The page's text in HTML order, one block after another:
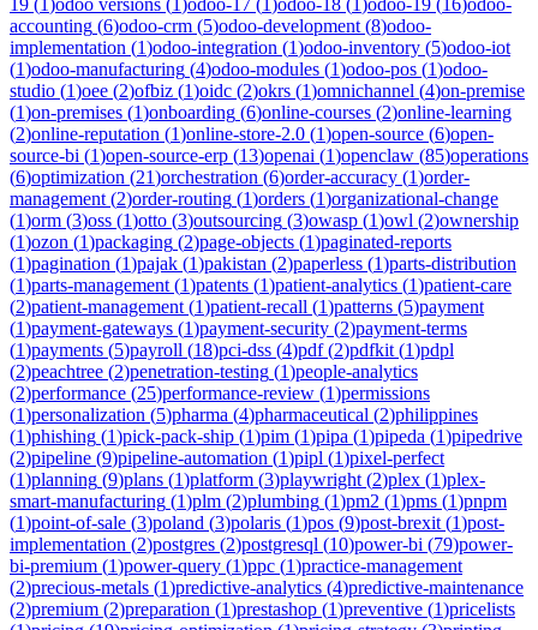
accounting (6)odoo-crm (5)odoo-development (8)odoo-
implementation (1)odoo-integration (1)odoo-inventory (5)odoo-iot
(1)odoo-manufacturing (4)odoo-modules (1)odoo-pos (1)odoo-
studio (1)oee (2)ofbiz (1)oidc (2)okrs (1)omnichannel (4)on-premise
(1)on-premises (1)onboarding (6)online-courses (2)online-learning
(2)online-reputation (1)online-store-2.0 (1)open-source (6)open-
source-bi (1)open-source-erp (13)openai (1)openclaw (85)operations
(6)optimization (21)orchestration (6)order-accuracy (1)order-
management (2)order-routing (1)orders (1)organizational-change
(1)orm (3)oss (1)otto (3)outsourcing (3)owasp (1)owl (2)ownership
(1)ozon (1)packaging (2)page-objects (1)paginated-reports
(1)pagination (1)pajak (1)pakistan (2)paperless (1)parts-distribution
(1)parts-management (1)patents (1)patient-analytics (1)patient-care
(2)patient-management (1)patient-recall (1)patterns (5)payment
(1)payment-gateways (1)payment-security (2)payment-terms
(1)payments (5)payroll (18)pci-dss (4)pdf(2)pdfkit (1)pdpl
(2)peachtree (2)penetration-testing (1)people-analytics
(2)performance (25)performance-review (1)permissions
(1)personalization (5)pharma (4)pharmaceutical (2)philippines
(1)phishing (1)pick-pack-ship (1)pim (1)pipa (1)pipeda (1)pipedrive
(2)pipeline (9)pipeline-automation (1)pipl (1)pixel-perfect
(1)planning (9)plans (1)platform (3)playwright (2)plex (1)plex-
smart-manufacturing (1)plm (2)plumbing (1)pm2 (1)pms (1)pnpm
(1)point-of-sale (3)poland (3)polaris (1)pos (9)post-brexit (1)post-
implementation (2)postgres (2)postgresql (10)power-bi (79)power-
bi-premium (1)power-query (1)ppc (1)practice-management
(2)precious-metals (1)predictive-analytics (4)predictive-maintenance
(2)premium (2)preparation (1)prestashop (1)preventive (1)pricelists